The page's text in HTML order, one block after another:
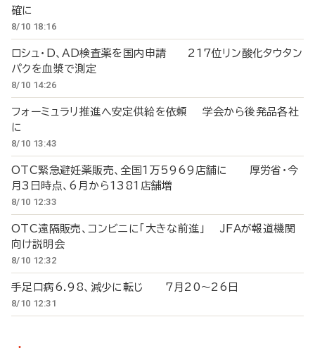
確に
8/10 18:16
ロシュ・D、AD検査薬を国内申請 217位リン酸化タウタン
パクを血漿で測定
8/10 14:26
フォーミュラリ推進へ安定供給を依頼 学会から後発品各社
に
8/10 13:43
OTC緊急避妊薬販売、全国1万5969店舗に 厚労省・今
月3日時点、6月から1381店舗増
8/10 12:33
OTC遠隔販売、コンビニに「大きな前進」 JFAが報道機関
向け説明会
8/10 12:32
手足口病6.98、減少に転じ 7月20～26日
8/10 12:31